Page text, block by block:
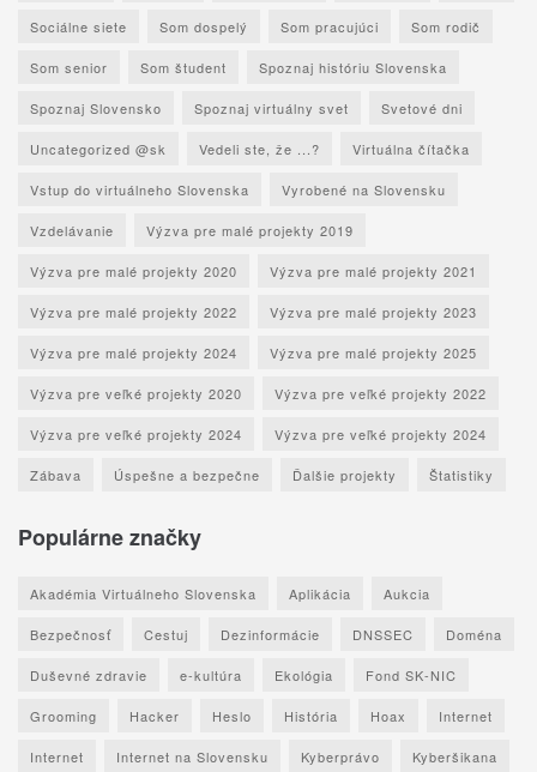
Sociálne siete Som dospelý Som pracujúci Som rodič
Som senior Som študent Spoznaj históriu Slovenska
Spoznaj Slovensko Spoznaj virtuálny svet Svetové dni
Uncategorized @sk Vedeli ste, že ...? Virtuálna čítačka
Vstup do virtuálneho Slovenska Vyrobené na Slovensku
Vzdelávanie Výzva pre malé projekty 2019
Výzva pre malé projekty 2020 Výzva pre malé projekty 2021
Výzva pre malé projekty 2022 Výzva pre malé projekty 2023
Výzva pre malé projekty 2024 Výzva pre malé projekty 2025
Výzva pre veľké projekty 2020 Výzva pre veľké projekty 2022
Výzva pre veľké projekty 2024 Výzva pre veľké projekty 2024
Zábava Úspešne a bezpečne Ďalšie projekty Štatistiky
Populárne značky
Akadémia Virtuálneho Slovenska Aplikácia Aukcia
Bezpečnosť Cestuj Dezinformácie DNSSEC Doména
Duševné zdravie e-kultúra Ekológia Fond SK-NIC
Grooming Hacker Heslo História Hoax Internet
Internet Internet na Slovensku Kyberprávo Kyberšikana